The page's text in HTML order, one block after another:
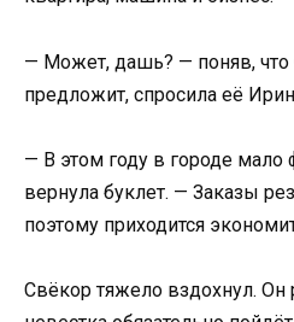
— Может, дашь? — поняв,
предложит, спросила её
— В этом году в городе мало
вернула буклет. — Заказы
поэтому приходится
Свёкор тяжело вздохнул. Он